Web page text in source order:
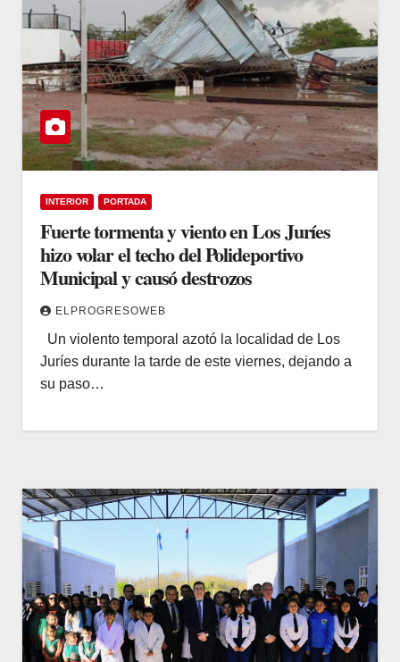
INTERIOR PORTADA
Fuerte tormenta y viento en Los Juríes
hizo volar el techo del Polideportivo
Municipal y causó destrozos
ELPROGRESOWEB
Un violento temporal azotó la localidad de Los
Juríes durante la tarde de este viernes, dejando a
su paso…